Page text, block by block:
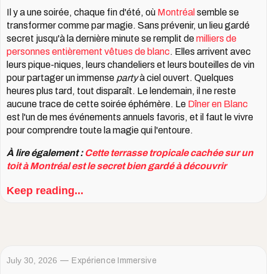
Il y a une soirée, chaque fin d'été, où Montréal semble se
transformer comme par magie. Sans prévenir, un lieu gardé
secret jusqu'à la dernière minute se remplit demilliers de
personnes entièrement vêtues de blanc. Elles arrivent avec
leurs pique-niques, leurs chandeliers et leurs bouteilles de vin
pour partager un immense partyà ciel ouvert. Quelques
heures plus tard, tout disparaît. Le lendemain, il ne reste
aucune trace de cette soirée éphémère. Le Dîner en Blanc
est l'un de mes événements annuels favoris, et il faut le vivre
pour comprendre toute la magie qui l'entoure.
À lire également :Cette terrasse tropicale cachée sur un
toit à Montréal est le secret bien gardé à découvrir
Keep reading...
July 30, 2026 Expérience Immersive